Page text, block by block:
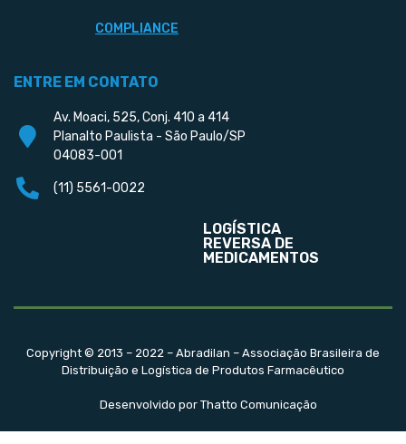
COMPLIANCE
ENTRE EM CONTATO
Av. Moaci, 525, Conj. 410 a 414
Planalto Paulista - São Paulo/SP
04083-001
(11) 5561-0022
LOGÍSTICA
REVERSA DE
MEDICAMENTOS
Copyright © 2013 – 2022 – Abradilan – Associação Brasileira de
Distribuição e Logística de Produtos Farmacêutico
Desenvolvido por Thatto Comunicação